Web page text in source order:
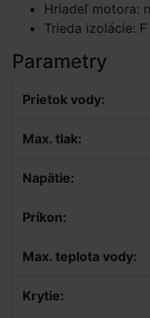
Hriadeľ motora:
Trieda izolácie: F
Parametry
Prietok vody:
Max. tlak:
Napätie:
Príkon:
Max. teplota vody:
Krytie: